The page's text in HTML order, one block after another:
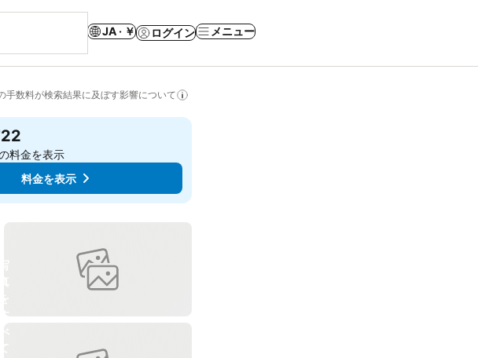
JA · ￥ ログイン メニュー
手数料が検索結果に及ぼす影響について
料金を表示
料金を表示